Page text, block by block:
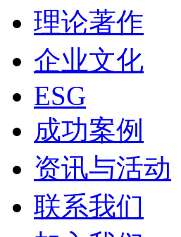
理论著作
企业文化
ESG
成功案例
资讯与活动
联系我们